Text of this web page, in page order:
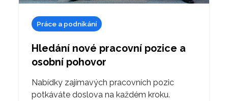
Práce a podnikání
Hledání nové pracovní pozice a
osobní pohovor
Nabídky zajímavých pracovních pozic
potkáváte doslova na každém kroku.